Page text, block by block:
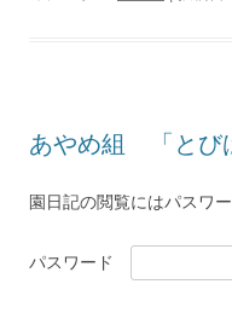
あやめ組 「とび
園日記の閲覧にはパスワ
パスワード